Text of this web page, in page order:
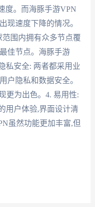
度。而海豚手游VPN
现速度下降的情况。
范围内拥有众多节点覆
佳节点。海豚手游
私安全: 两者都采用业
户隐私和数据安全。
更为出色。4. 易用性:
用户体验,界面设计清
虽然功能更加丰富,但